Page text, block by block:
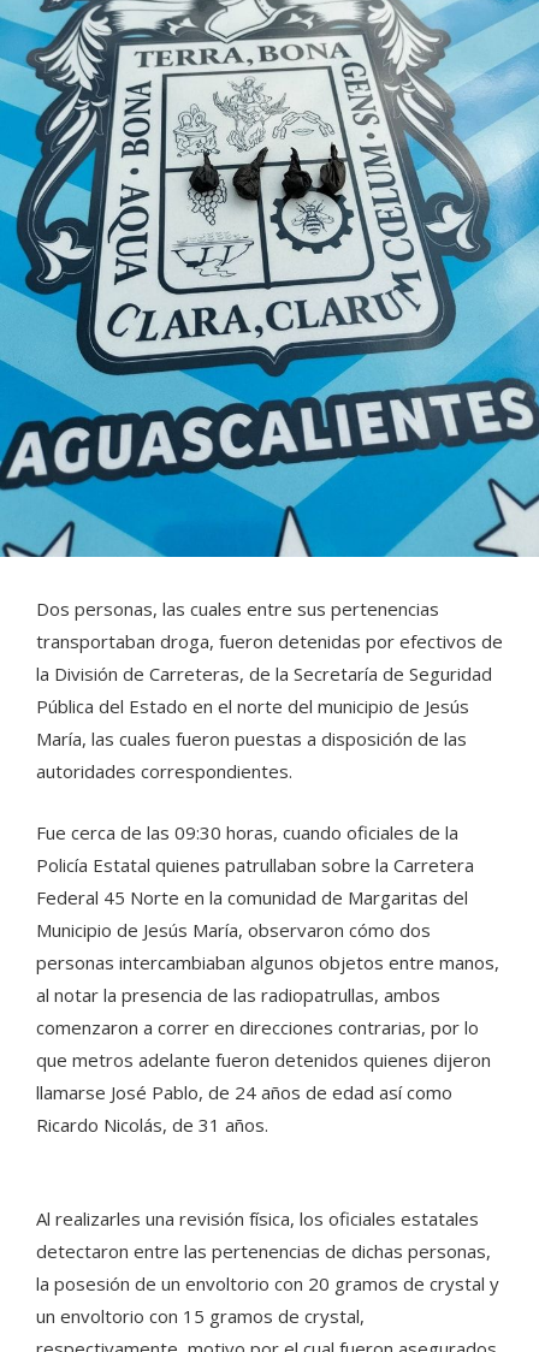
Dos personas, las cuales entre sus pertenencias
transportaban droga, fueron detenidas por efectivos de
la División de Carreteras, de la Secretaría de Seguridad
Pública del Estado en el norte del municipio de Jesús
María, las cuales fueron puestas a disposición de las
autoridades correspondientes.
Fue cerca de las 09:30 horas, cuando oficiales de la
Policía Estatal quienes patrullaban sobre la Carretera
Federal 45 Norte en la comunidad de Margaritas del
Municipio de Jesús María, observaron cómo dos
personas intercambiaban algunos objetos entre manos,
al notar la presencia de las radiopatrullas, ambos
comenzaron a correr en direcciones contrarias, por lo
que metros adelante fueron detenidos quienes dijeron
llamarse José Pablo, de 24 años de edad así como
Ricardo Nicolás, de 31 años.
Al realizarles una revisión física, los oficiales estatales
detectaron entre las pertenencias de dichas personas,
la posesión de un envoltorio con 20 gramos de crystal y
un envoltorio con 15 gramos de crystal,